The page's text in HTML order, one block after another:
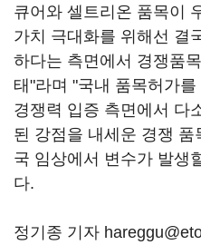
큐어와 셀트리온 품목이
가치 극대화를 위해선 결
하다는 측면에서 경쟁품
태"라며 "국내 품목허가를
경쟁력 입증 측면에서 다
된 강점을 내세운 경쟁 품
국 임상에서 변수가 발생
다.
정기종 기자